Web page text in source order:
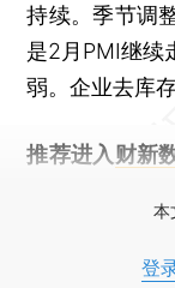
持续。季节调
是2月PMI继续
弱。企业去库
推荐进入 财新
本
登